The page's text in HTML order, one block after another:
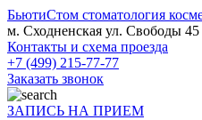
БьютиСтом стоматология
м. Сходненская ул. Свободы 45
Контакты и схема проезда
+7 (499) 215-77-77
Заказать звонок
ЗАПИСЬ НА ПРИЕМ